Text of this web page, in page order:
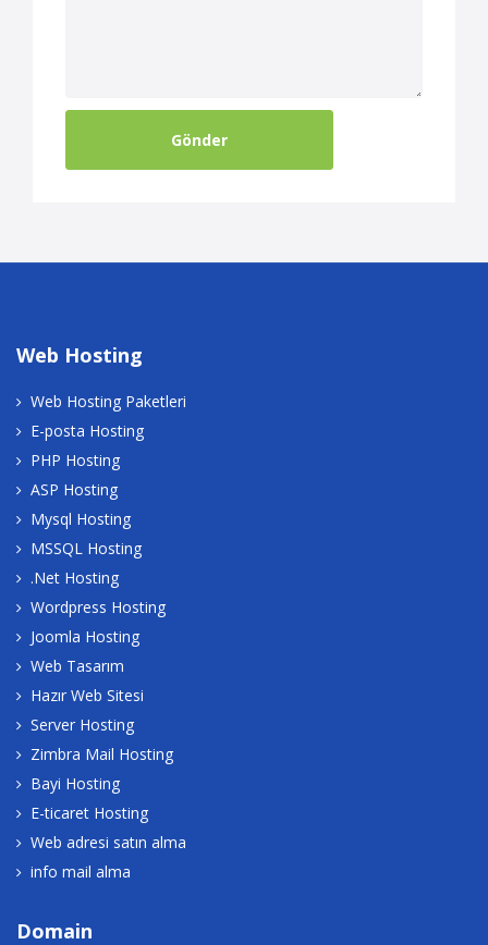
Gönder
Web Hosting
Web Hosting Paketleri
E-posta Hosting
PHP Hosting
ASP Hosting
Mysql Hosting
MSSQL Hosting
.Net Hosting
Wordpress Hosting
Joomla Hosting
Web Tasarım
Hazır Web Sitesi
Server Hosting
Zimbra Mail Hosting
Bayi Hosting
E-ticaret Hosting
Web adresi satın alma
info mail alma
Domain